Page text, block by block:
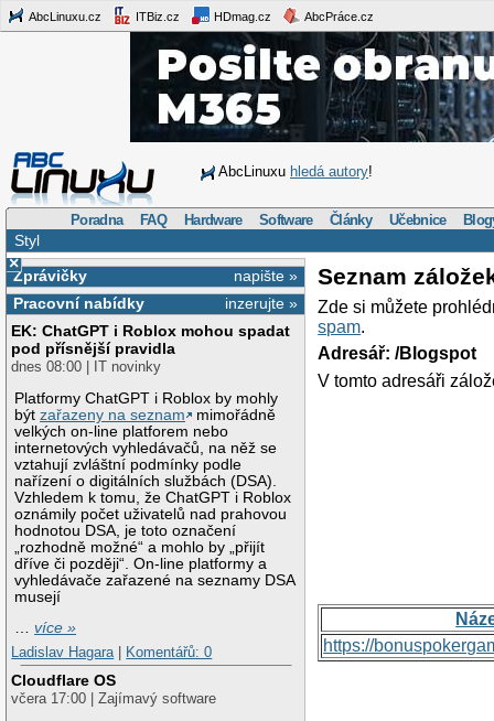
AbcLinuxu.cz ITBiz.cz HDmag.cz AbcPráce.cz
AbcLinuxu hledá autory!
Poradna FAQ Hardware Software Články Učebnice
Styl
×
napište »
Zprávičky
inzerujte »
Pracovní nabídky
EK: ChatGPT i Roblox mohou spadat
pod přísnější pravidla
dnes 08:00 | IT novinky
Platformy ChatGPT i Roblox by mohly
býtzařazeny na seznam
mimořádně
velkých on-line platforem nebo
internetových vyhledávačů, na něž se
vztahují zvláštní podmínky podle
nařízení o digitálních službách (DSA).
Vzhledem k tomu, že ChatGPT i Roblox
oznámily počet uživatelů nad prahovou
hodnotou DSA, je toto označení
„rozhodně možné“ a mohlo by „přijít
dříve či později“. On-line platformy a
vyhledávače zařazené na seznamy DSA
musejí
…více »
Ladislav Hagara
Komentářů: 0
Cloudflare OS
včera 17:00 | Zajímavý software
Seznam
Zde si můžete
spam.
Adresář: /Blogspot
V tomto adresáři
https://